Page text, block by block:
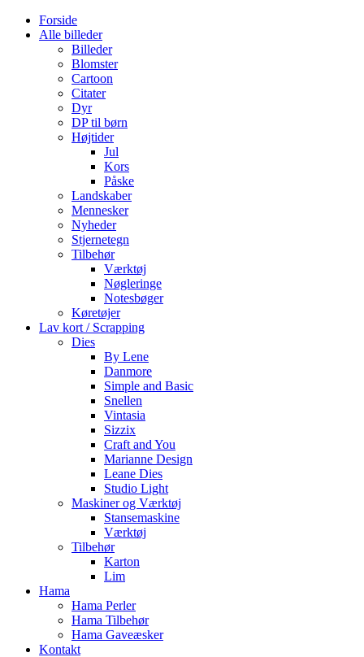
Forside
Alle billeder
Billeder
Blomster
Cartoon
Citater
Dyr
DP til børn
Højtider
Jul
Kors
Påske
Landskaber
Mennesker
Nyheder
Stjernetegn
Tilbehør
Værktøj
Nøgleringe
Notesbøger
Køretøjer
Lav kort / Scrapping
Dies
By Lene
Danmore
Simple and Basic
Snellen
Vintasia
Sizzix
Craft and You
Marianne Design
Leane Dies
Studio Light
Maskiner og Værktøj
Stansemaskine
Værktøj
Tilbehør
Karton
Lim
Hama
Hama Perler
Hama Tilbehør
Hama Gaveæsker
Kontakt